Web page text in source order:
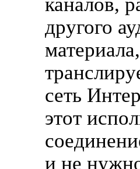
другого
материала,
сеть
этот
и не